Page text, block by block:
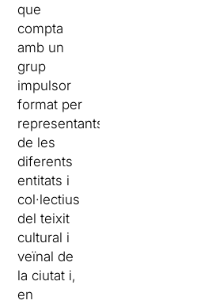
que
compta
amb un
grup
impulsor
format per
representants
de les
diferents
entitats i
col·lectius
del teixit
cultural i
veïnal de
la ciutat i,
en